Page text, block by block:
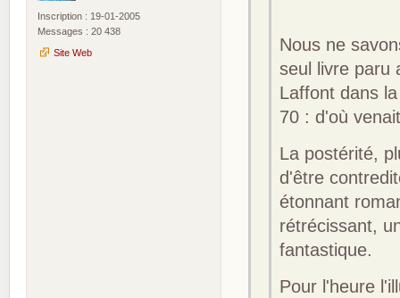
Inscription : 19-01-2005
Messages : 20 438
Site Web
Nous ne
seul livre paru
Laffont dans
70 : d'où
La postérité,
d'être
étonnant
rétrécissant,
fantastique.
Pour l'heure